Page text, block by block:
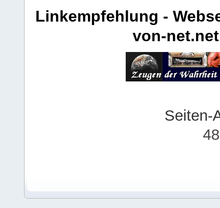
Linkempfehlung -
von-net.net
Seiten-